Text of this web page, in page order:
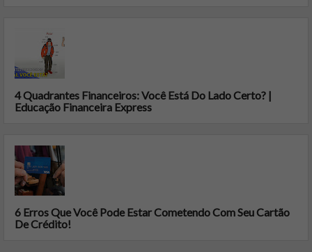
4 Quadrantes Financeiros: Você Está Do Lado Certo? |
Educação Financeira Express
6 Erros Que Você Pode Estar Cometendo Com Seu Cartão
De Crédito!